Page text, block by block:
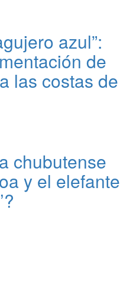
azul”:
de
las costas de
chubutense
y el elefante